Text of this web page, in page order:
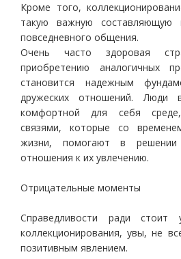
Кроме того,
такую важную составляющую
повседневного общения.
Очень часто здоровая
приобретению аналогичных
становится надежным
дружеских отношений. Люди
комфортной для себя
связями, которые со
жизни, помогают в
отношения к их увлечению.
Отрицательные моменты
Справедливости ради стоит
коллекционирования, увы, не
позитивным явлением.